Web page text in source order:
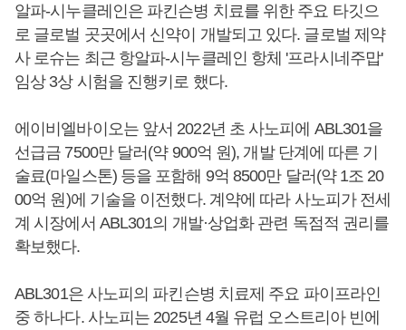
알파-시누클레인은 파킨슨병 치료를 위한 주요 타깃으
로 글로벌 곳곳에서 신약이 개발되고 있다. 글로벌 제약
사 로슈는 최근 항알파-시누클레인 항체 '프라시네주맙'
임상 3상 시험을 진행키로 했다.
에이비엘바이오는 앞서 2022년 초 사노피에 ABL301을
선급금 7500만 달러(약 900억 원), 개발 단계에 따른 기
술료(마일스톤) 등을 포함해 9억 8500만 달러(약 1조 20
00억 원)에 기술을 이전했다. 계약에 따라 사노피가 전세
계 시장에서 ABL301의 개발·상업화 관련 독점적 권리를
확보했다.
ABL301은 사노피의 파킨슨병 치료제 주요 파이프라인
중 하나다. 사노피는 2025년 4월 유럽 오스트리아 빈에